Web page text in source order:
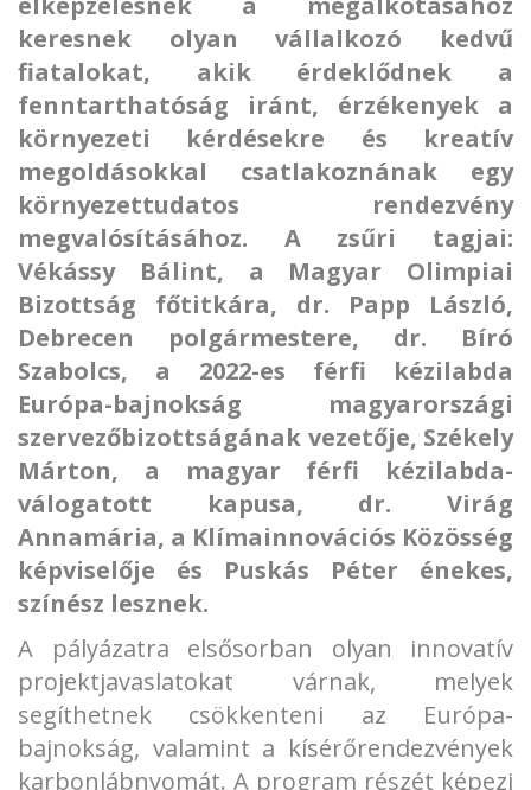
keresnek olyan vállalkozó kedvű
fiatalokat, akik érdeklődnek a
fenntarthatóság iránt, érzékenyek a
környezeti kérdésekre és kreatív
megoldásokkal csatlakoznának egy
környezettudatos rendezvény
megvalósításához. A zsűri tagjai:
Vékássy Bálint, a Magyar Olimpiai
Bizottság főtitkára, dr. Papp László,
Debrecen polgármestere, dr. Bíró
Szabolcs, a 2022-es férfi kézilabda
Európa-bajnokság magyarországi
szervezőbizottságának vezetője, Székely
Márton, a magyar férfi kézilabda-
válogatott kapusa, dr. Virág
Annamária, a Klímainnovációs Közösség
képviselője és Puskás Péter énekes,
színész lesznek.
A pályázatra elsősorban olyan innovatív
projektjavaslatokat várnak, melyek
segíthetnek csökkenteni az Európa-
bajnokság, valamint a kísérőrendezvények
karbonlábnyomát. A program részét képezi